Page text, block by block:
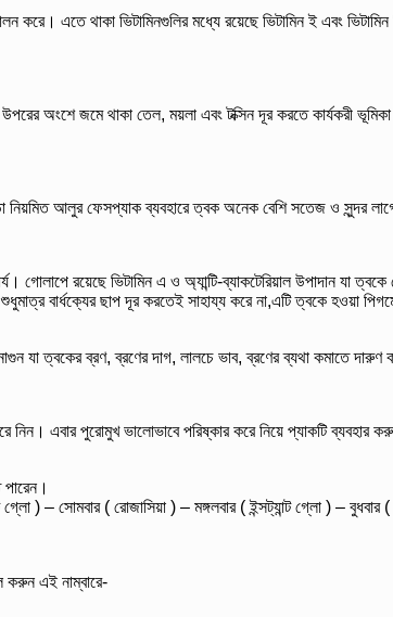
এতে থাকা ভিটামিনগুলির মধ্যে রয়েছে ভিটামিন ই এবং
অংশে জমে থাকা তেল, ময়লা এবং টক্সিন দূর করতে কার্যকরী
নিয়মিত আলুর ফেসপ্যাক ব্যবহারে ত্বক অনেক বেশি সতেজ ও সুন্দর
রয়েছে ভিটামিন এ ও অ্যান্টি-ব্যাকটেরিয়াল উপাদান যা
বার্ধক্যের ছাপ দূর করতেই সাহায্য করে না,এটি ত্বকে হওয়া
যা ত্বকের ব্রণ, ব্রণের দাগ, লালচে ভাব, ব্রণের ব্যথা কমাতে দারুণ
নিন। এবার পুরোমুখ ভালোভাবে পরিষ্কার করে নিয়ে প্যাকটি
) – সোমবার ( রোজাসিয়া ) – মঙ্গলবার ( ইন্সট্যান্ট গ্লো ) – বুধবার
করুন এই নাম্বারে-